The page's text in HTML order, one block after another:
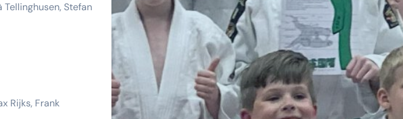
Stefan
Rijks, Frank